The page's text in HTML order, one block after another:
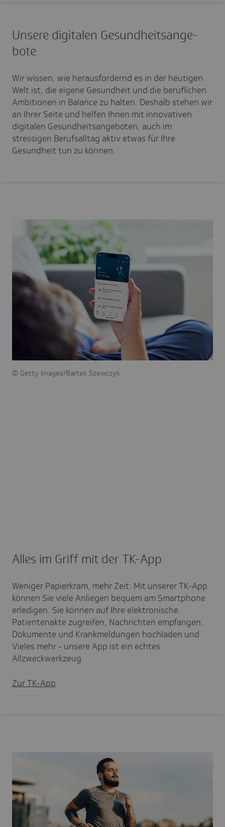
Unsere digi­talen Gesund­heits­an­ge­
bote
Wir wissen, wie herausfordernd es in der heutigen
Welt ist, die eigene Gesundheit und die beruflichen
Ambitionen in Balance zu halten. Deshalb stehen wir
an Ihrer Seite und helfen Ihnen mit innovativen
digitalen Gesundheitsangeboten, auch im
stressigen Berufsalltag aktiv etwas für Ihre
Gesundheit tun zu können.
Getty Images/Bartek Szewczyk
Alles im Griff mit der TK-App
Weniger Papierkram, mehr Zeit: Mit unserer TK-App
können Sie viele Anliegen bequem am Smartphone
erledigen. Sie können auf Ihre elektronische
Patientenakte zugreifen, Nachrichten empfangen,
Dokumente und Krankmeldungen hochladen und
Vieles mehr - unsere App ist ein echtes
Allzweckwerkzeug.
Zur TK-App